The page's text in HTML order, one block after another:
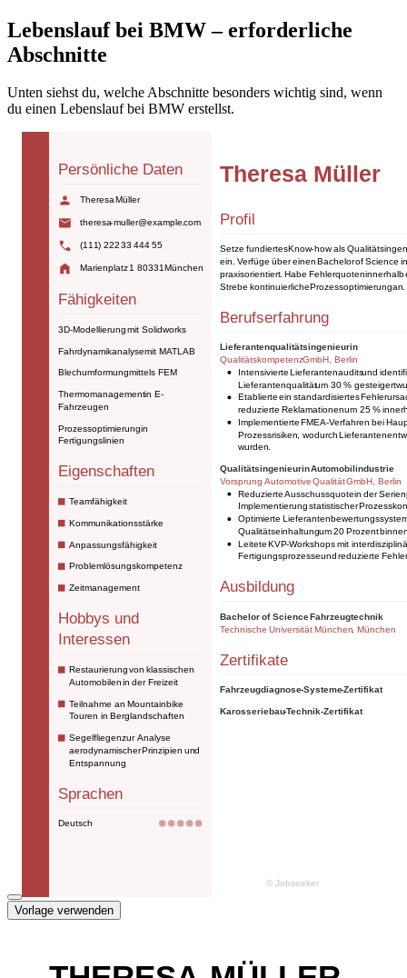
Lebenslauf bei BMW – erforderliche
Abschnitte
Unten siehst du, welche Abschnitte besonders wichtig sind, wenn
du einen Lebenslauf bei BMW erstellst.
Vorlage verwenden